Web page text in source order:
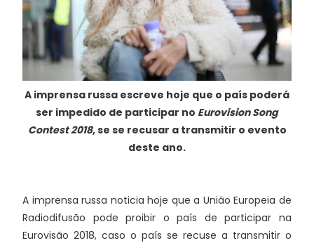
A imprensa russa escreve hoje que o país poderá
ser impedido de participar no Eurovision Song
Contest 2018, se se recusar a transmitir o evento
deste ano.
A imprensa russa noticia hoje que a União Europeia de
Radiodifusão pode proibir o país de participar na
Eurovisão 2018, caso o país se recuse a transmitir o